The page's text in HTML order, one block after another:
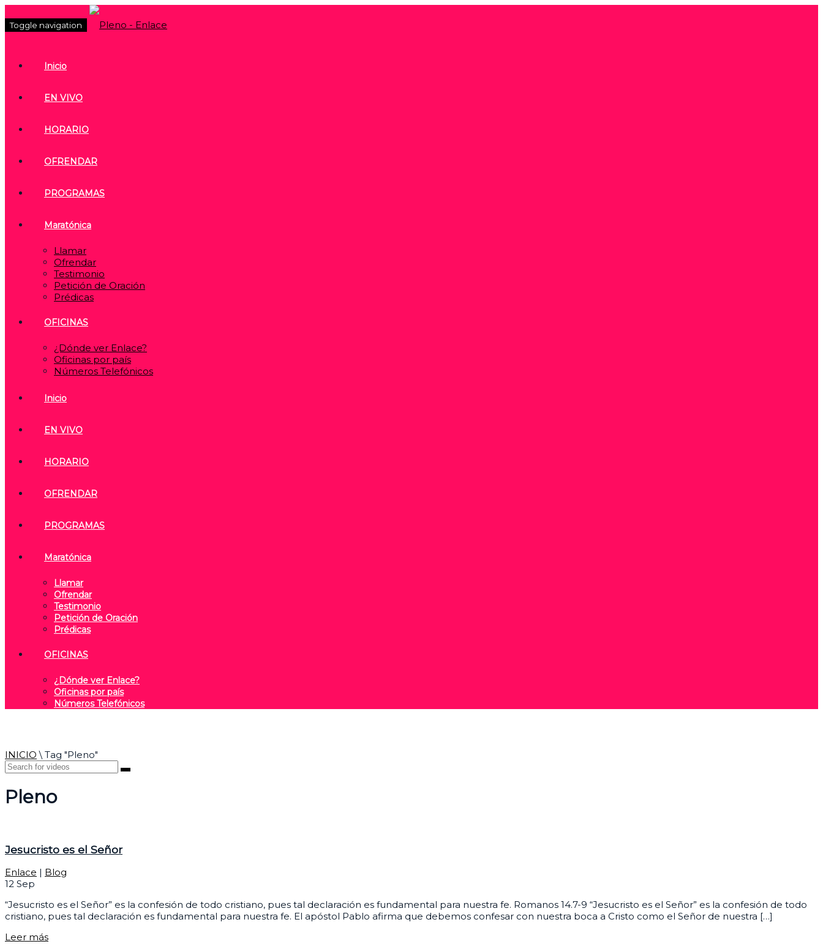
Toggle navigation
Inicio
EN VIVO
HORARIO
OFRENDAR
PROGRAMAS
Maratónica
Llamar
Ofrendar
Testimonio
Petición de Oración
Prédicas
OFICINAS
¿Dónde ver Enlace?
Oficinas por país
Números Telefónicos
Inicio
EN VIVO
HORARIO
OFRENDAR
PROGRAMAS
Maratónica
Llamar
Ofrendar
Testimonio
Petición de Oración
Prédicas
OFICINAS
¿Dónde ver Enlace?
Oficinas por país
Números Telefónicos
INICIO \ Tag "Pleno"
Pleno
Jesucristo es el Señor
Enlace | Blog
12 Sep
“Jesucristo es el Señor” es la confesión de todo cristiano, pues tal declaración es fundamental para nuestra fe. Romanos 14.7-9 “Jesucristo es el Señor” es la confesión de todo
cristiano, pues tal declaración es fundamental para nuestra fe. El apóstol Pablo afirma que debemos confesar con nuestra boca a Cristo como el Señor de nuestra […]
Leer más